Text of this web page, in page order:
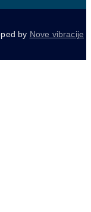
by Nove vibracije